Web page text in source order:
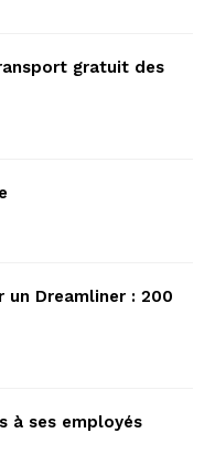
gratuit des
Dreamliner : 200
à ses employés